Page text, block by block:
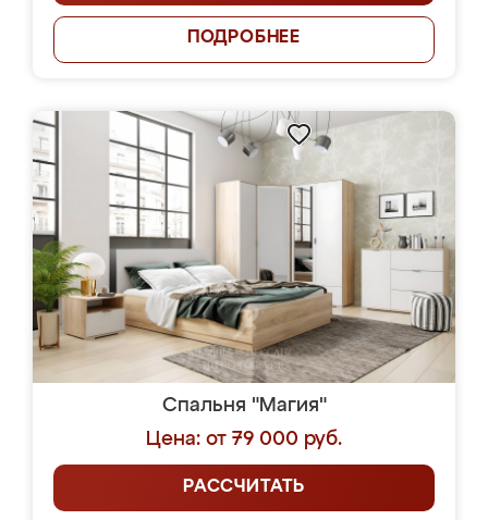
ПОДРОБНЕЕ
Спальня "Магия"
Цена: от 79 000 руб.
РАССЧИТАТЬ